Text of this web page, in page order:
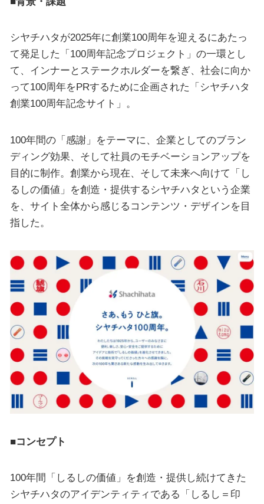
シヤチハタが2025年に創業100周年を迎えるにあたっ
て発足した「100周年記念プロジェクト」の一環とし
て、インナーとステークホルダーを繋ぎ、社会に向か
って100周年をPRするために企画された「シヤチハタ
創業100周年記念サイト」。
100年間の「感謝」をテーマに、企業としてのブラン
ディング効果、そして社員のモチベーションアップを
目的に制作。創業から現在、そして未来へ向けて「し
るしの価値」を創造・提供するシヤチハタという企業
を、サイト全体から感じるコンテンツ・デザインを目
指した。
■コンセプト
100年間「しるしの価値」を創造・提供し続けてきた
シヤチハタのアイデンティティである「しるし＝印